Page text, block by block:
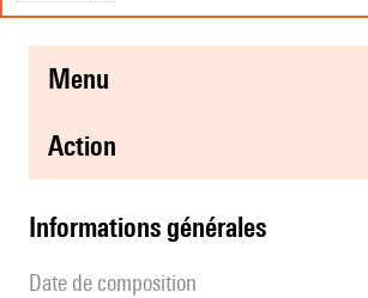
menu
action
informations générales
date de composition